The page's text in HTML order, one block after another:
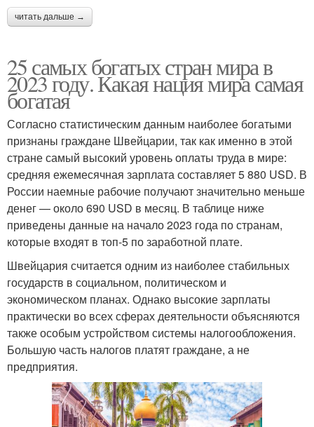
читать дальше →
25 самых богатых стран мира в
2023 году. Какая нация мира самая
богатая
Согласно статистическим данным наиболее богатыми
признаны граждане Швейцарии, так как именно в этой
стране самый высокий уровень оплаты труда в мире:
средняя ежемесячная зарплата составляет 5 880 USD. В
России наемные рабочие получают значительно меньше
денег — около 690 USD в месяц. В таблице ниже
приведены данные на начало 2023 года по странам,
которые входят в топ-5 по заработной плате.
Швейцария считается одним из наиболее стабильных
государств в социальном, политическом и
экономическом планах. Однако высокие зарплаты
практически во всех сферах деятельности объясняются
также особым устройством системы налогообложения.
Большую часть налогов платят граждане, а не
предприятия.